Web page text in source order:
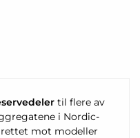
til flere av
i Nordic-
rettet mot modeller